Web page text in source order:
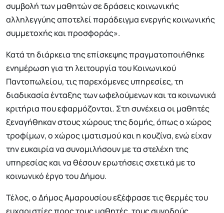
συμβολή των μαθητών σε δράσεις κοινωνικής
αλληλεγγύης αποτελεί παράδειγμα ενεργής κοινωνικής
συμμετοχής και προσφοράς».
Κατά τη διάρκεια της επίσκεψης πραγματοποιήθηκε
ενημέρωση για τη λειτουργία του Κοινωνικού
Παντοπωλείου, τις παρεχόμενες υπηρεσίες, τη
διαδικασία ένταξης των ωφελούμενων και τα κοινωνικά
κριτήρια που εφαρμόζονται. Στη συνέχεια οι μαθητές
ξεναγήθηκαν στους χώρους της δομής, όπως ο χώρος
τροφίμων, ο χώρος ιματισμού και η κουζίνα, ενώ είχαν
την ευκαιρία να συνομιλήσουν με τα στελέχη της
υπηρεσίας και να θέσουν ερωτήσεις σχετικά με το
κοινωνικό έργο του Δήμου.
Τέλος, ο Δήμος Αμαρουσίου εξέφρασε τις θερμές του